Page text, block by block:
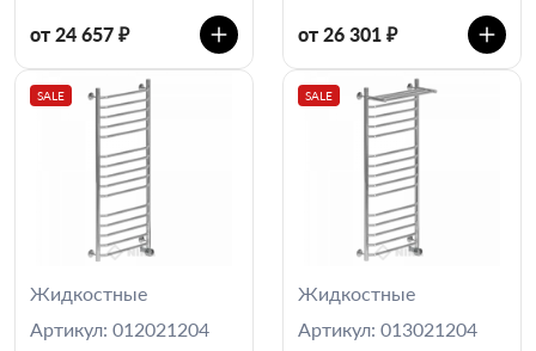
от 24 657 ₽ от 26 301 ₽
SALE
Жидкостные
Артикул: 012021204
SALE
Жидкостные
Артикул: 013021204